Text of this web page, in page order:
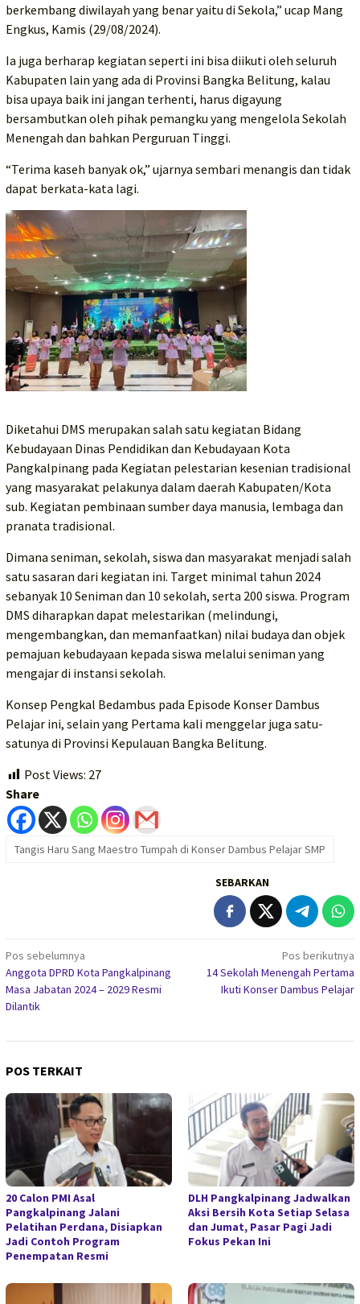
berkembang diwilayah yang benar yaitu di Sekola,” ucap Mang
Engkus, Kamis (29/08/2024).
Ia juga berharap kegiatan seperti ini bisa diikuti oleh seluruh
Kabupaten lain yang ada di Provinsi Bangka Belitung, kalau
bisa upaya baik ini jangan terhenti, harus digayung
bersambutkan oleh pihak pemangku yang mengelola Sekolah
Menengah dan bahkan Perguruan Tinggi.
“Terima kaseh banyak ok,” ujarnya sembari menangis dan tidak
dapat berkata-kata lagi.
Diketahui DMS merupakan salah satu kegiatan Bidang
Kebudayaan Dinas Pendidikan dan Kebudayaan Kota
Pangkalpinang pada Kegiatan pelestarian kesenian tradisional
yang masyarakat pelakunya dalam daerah Kabupaten/Kota
sub. Kegiatan pembinaan sumber daya manusia, lembaga dan
pranata tradisional.
Dimana seniman, sekolah, siswa dan masyarakat menjadi salah
satu sasaran dari kegiatan ini. Target minimal tahun 2024
sebanyak 10 Seniman dan 10 sekolah, serta 200 siswa. Program
DMS diharapkan dapat melestarikan (melindungi,
mengembangkan, dan memanfaatkan) nilai budaya dan objek
pemajuan kebudayaan kepada siswa melalui seniman yang
mengajar di instansi sekolah.
Konsep Pengkal Bedambus pada Episode Konser Dambus
Pelajar ini, selain yang Pertama kali menggelar juga satu-
satunya di Provinsi Kepulauan Bangka Belitung.
Post Views: 27
Share
Tangis Haru Sang Maestro Tumpah di Konser Dambus Pelajar SMP
SEBARKAN
Navigasi
pos
Pos sebelumnya
Anggota DPRD Kota Pangkalpinang
Masa Jabatan 2024 – 2029 Resmi
Dilantik
Pos berikutnya
14 Sekolah Menengah Pertama
Ikuti Konser Dambus Pelajar
POS TERKAIT
20 Calon PMI Asal
Pangkalpinang Jalani
Pelatihan Perdana, Disiapkan
Jadi Contoh Program
Penempatan Resmi
DLH Pangkalpinang Jadwalkan
Aksi Bersih Kota Setiap Selasa
dan Jumat, Pasar Pagi Jadi
Fokus Pekan Ini